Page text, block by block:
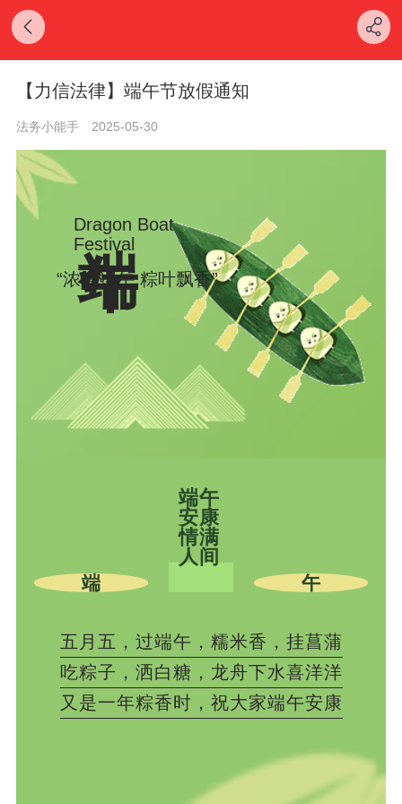
【力信法律】端午节放假通知
法务小能手 2025-05-30
Dragon Boat
Festival
“浓情端午 粽叶飘香”
端
端午
安康
情满
人间
午
五月五，过端午，糯米香，挂菖蒲
吃粽子，洒白糖，龙舟下水喜洋洋
又是一年粽香时，祝大家端午安康